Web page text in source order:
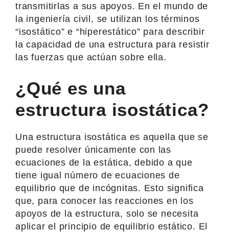
transmitirlas a sus apoyos. En el mundo de
la ingeniería civil, se utilizan los términos
“isostático” e “hiperestático” para describir
la capacidad de una estructura para resistir
las fuerzas que actúan sobre ella.
¿Qué es una
estructura isostática?
Una estructura isostática es aquella que se
puede resolver únicamente con las
ecuaciones de la estática, debido a que
tiene igual número de ecuaciones de
equilibrio que de incógnitas. Esto significa
que, para conocer las reacciones en los
apoyos de la estructura, solo se necesita
aplicar el principio de equilibrio estático. El